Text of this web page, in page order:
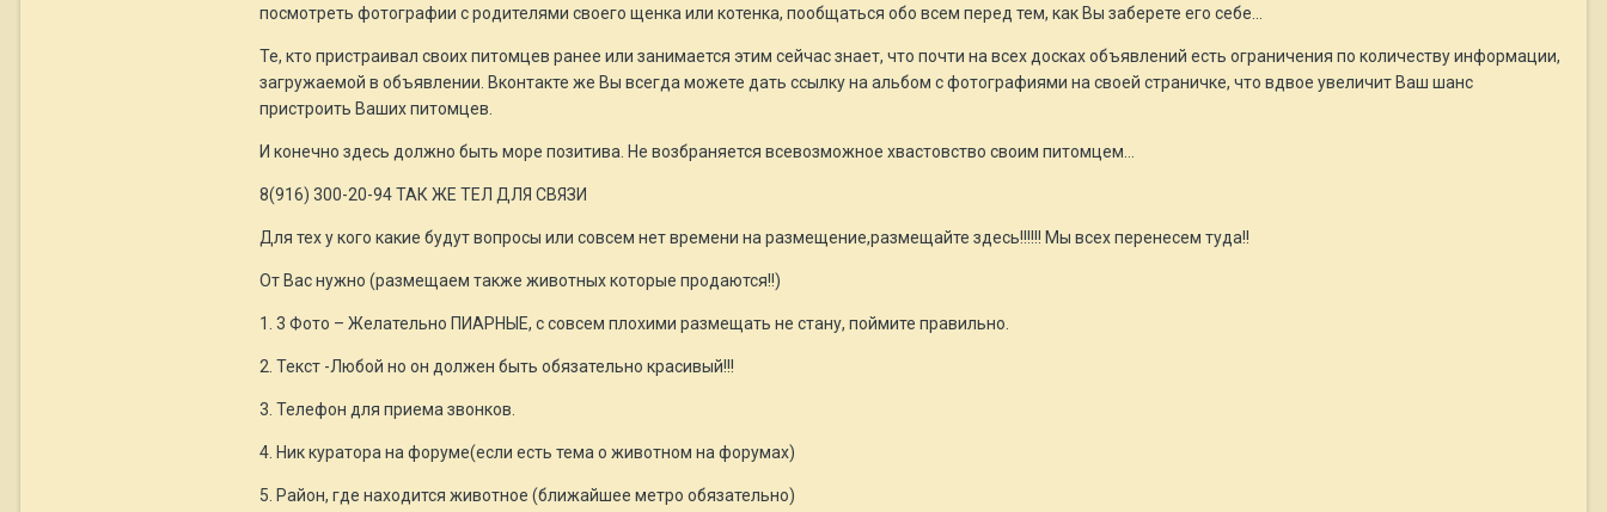
посмотреть фотографии с родителями своего щенка или котенка, пообщаться обо всем перед тем, как Вы заберете его себе…
Те, кто пристраивал своих питомцев ранее или занимается этим сейчас знает, что почти на всех досках объявлений есть ограничения по количеству информации,
загружаемой в объявлении. Вконтакте же Вы всегда можете дать ссылку на альбом с фотографиями на своей страничке, что вдвое увеличит Ваш шанс
пристроить Ваших питомцев.
И конечно здесь должно быть море позитива. Не возбраняется всевозможное хвастовство своим питомцем…
8(916) 300-20-94 ТАК ЖЕ ТЕЛ ДЛЯ СВЯЗИ
Для тех у кого какие будут вопросы или совсем нет времени на размещение,размещайте здесь!!!!!! Мы всех перенесем туда!!
От Вас нужно (размещаем также животных которые продаются!!)
1. 3 Фото – Желательно ПИАРНЫЕ, с совсем плохими размещать не стану, поймите правильно.
2. Текст -Любой но он должен быть обязательно красивый!!!
3. Телефон для приема звонков.
4. Ник куратора на форуме(если есть тема о животном на форумах)
5. Район, где находится животное (ближайшее метро обязательно)